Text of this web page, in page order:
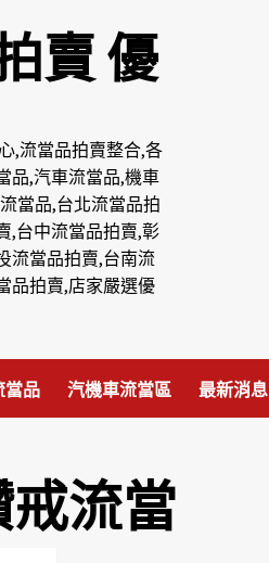
賣 優
,流當品拍賣整合,各
品,汽車流當品,機車
當品,台北流當品拍
,台中流當品拍賣,彰
流當品拍賣,台南流
品拍賣,店家嚴選優
當品 汽機車流當區 最新消息
流當